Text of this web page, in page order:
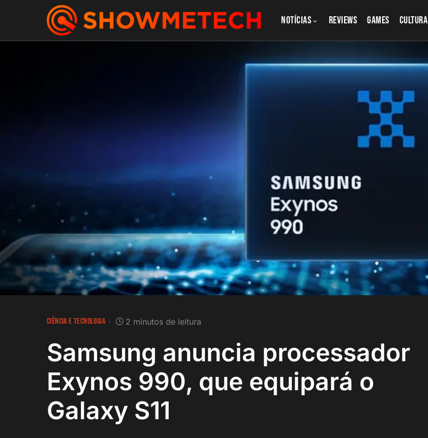
NOTÍCIAS REVIEWS GAMES CULTURA
CIÊNCIA E TECNOLOGIA 2 minutos de leitura
Samsung anuncia processador
Exynos 990, que equipará o
Galaxy S11